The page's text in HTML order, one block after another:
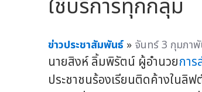
ใช้บริการทุกกลุ่ม
ข่าวประชาสัมพันธ์ » จันทร์ 3 กุมภา
นายสิงห์ ลิ้มพิรัตน์ ผู้อำนวยกา
ประชาชนร้องเรียนติดค้างในลิฟ